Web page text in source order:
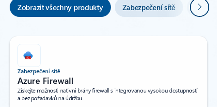
Zobrazit všechny produkty Zabezpečení sítě Další
Zabezpečení sítě
Azure Firewall
Získejte možnosti nativní brány firewall s integrovanou vysokou dostupností
a bez požadavků na údržbu.